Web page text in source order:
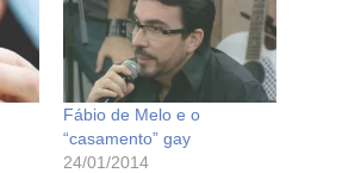
Fábio de Melo e o
“casamento” gay
24/01/2014